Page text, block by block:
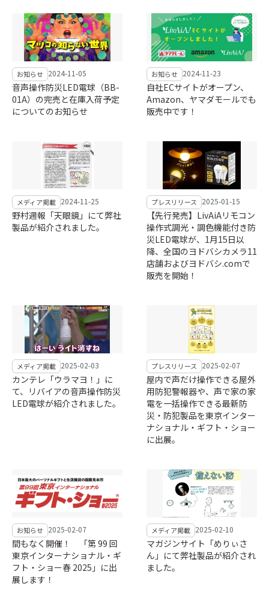
お知らせ 2024-11-05
音声操作防災LED電球（BB-
01A）の完売と在庫入荷予定
についてのお知らせ
お知らせ 2024-11-23
自社ECサイトがオープン、
Amazon、ヤマダモールでも
販売中です！
メディア掲載 2024-11-25
野村週報「天眼鏡」にて弊社
製品が紹介されました。
プレスリリース 2025-01-15
【先行発売】LivAiAリモコン
操作式調光・調色機能付き防
災LED電球が、1月15日以
降、全国のヨドバシカメラ11
店舗およびヨドバシ.comで
販売を開始！
メディア掲載 2025-02-03
カンテレ「ウラマヨ！」に
て、リバイアの音声操作防災
LED電球が紹介されました。
プレスリリース 2025-02-07
屋内で声だけ操作できる屋外
用防犯警報器や、声で家の家
電を一括操作できる最新防
災・防犯製品を東京インター
ナショナル・ギフト・ショー
に出展。
お知らせ 2025-02-07
間もなく開催！ 「第 99 回
東京インターナショナル・ギ
フト・ショー春 2025」に出
展します！
メディア掲載 2025-02-10
マガジンサイト「めりぃさ
ん」にて弊社製品が紹介され
ました。